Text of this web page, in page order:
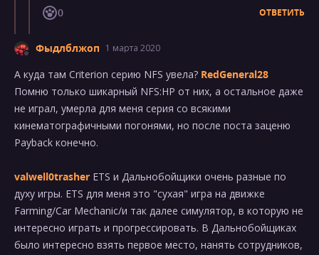
0
ОТВЕТИТЬ
Фыдлблжоп 1 марта 2020
А куда там Criterion серию NFS увела? RedGeneral28
Помню только шикарный NFS:HP от них, а остальное даже
не играл, умерла для меня серия со всякими
кинематографичными погонями, но после поста заценю
Payback конечно.
valwell0trasher ETS и Дальнобойщики очень разные по
духу игры. ETS для меня это "сухая" игра на движке
Farming/Car Mechanic/и так далее симулятор, в которую не
интересно играть и прогрессировать. В Дальнобойщиках
было интересно взять первое место, нанять сотрудников,